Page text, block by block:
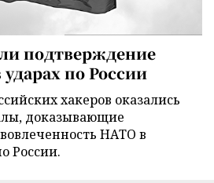
подтверждение
по России
хакеров оказались
доказывающие
НАТО в
России.